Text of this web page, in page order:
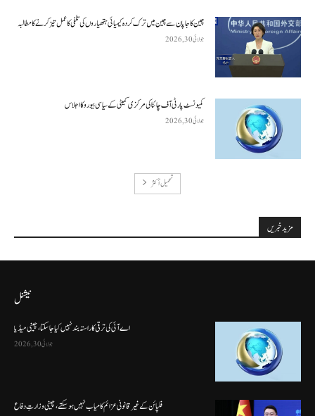
چین کا جاپان سے چین میں ترک کردہ کیمیائی ہتھیاروں کی تلفی کا عمل تیز کرنے کا مطالبہ
جولائی 30, 2026
کمیونسٹ پارٹی آف چائنا کی مرکزی کمیٹی کے سیاسی بیورو کا اجلاس
جولائی 30, 2026
تحميل أكثر
مزید خبریں
نیشنل
اے آئی کی ترقی کا راستہ بند نہیں کیا جا سکتا، چینی میڈیا
جولائی 30, 2026
فلپائن کے غیر قانونی عزائم کامیاب نہیں ہو سکتے ، چینی وزارتِ دفاع